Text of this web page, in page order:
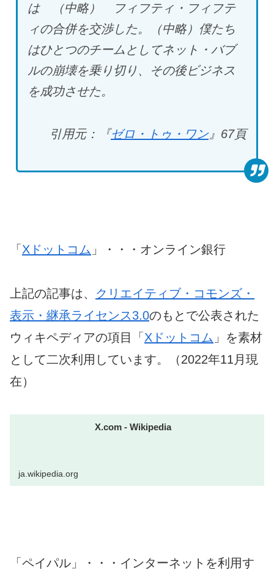
は （中略） フィフティ・フィフテ
ィの合併を交渉した。（中略）僕たち
はひとつのチームとしてネット・バブ
ルの崩壊を乗り切り、その後ビジネス
を成功させた。
引用元：『ゼロ・トゥ・ワン』67頁
「Xドットコム 」・・・オンライン銀行
上記の記事は、 クリエイティブ・コモンズ・
表示・継承ライセンス3.0のもとで公表された
ウィキペディアの項目「Xドットコム 」を素材
として二次利用しています。（2022年11月現
在）
X.com - Wikipedia
ja.wikipedia.org
「ペイパル」・・・インターネットを利用す